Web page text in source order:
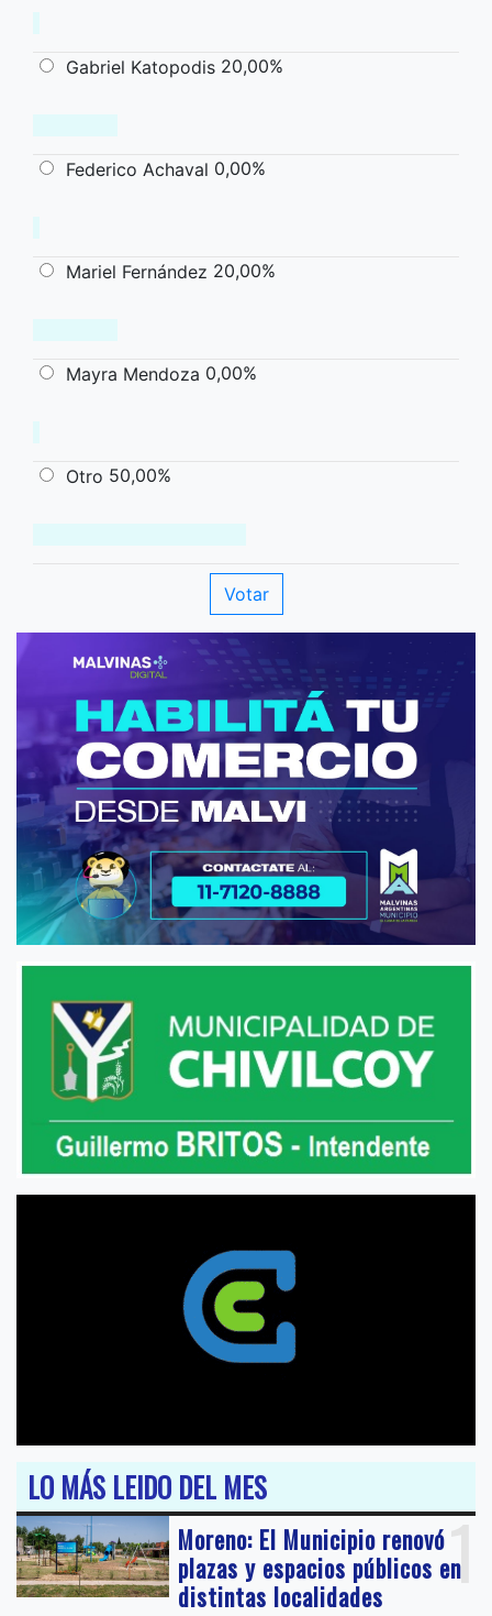
Gabriel Katopodis 20,00%
Federico Achaval 0,00%
Mariel Fernández 20,00%
Mayra Mendoza 0,00%
Otro 50,00%
LO MÁS LEIDO DEL MES
1
Moreno: El Municipio renovó
plazas y espacios públicos en
distintas localidades